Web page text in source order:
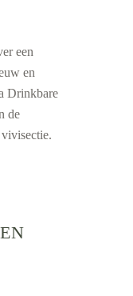
een
en
Drinkbare
de